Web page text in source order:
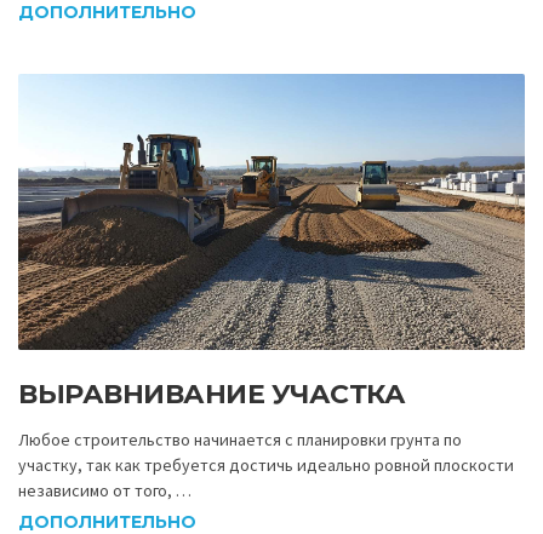
ДОПОЛНИТЕЛЬНО
ВЫРАВНИВАНИЕ УЧАСТКА
Любое строительство начинается с планировки грунта по
участку, так как требуется достичь идеально ровной плоскости
независимо от того, …
ДОПОЛНИТЕЛЬНО